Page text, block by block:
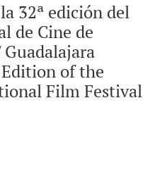
32ª edición del
de Cine de
of the
Film Festival